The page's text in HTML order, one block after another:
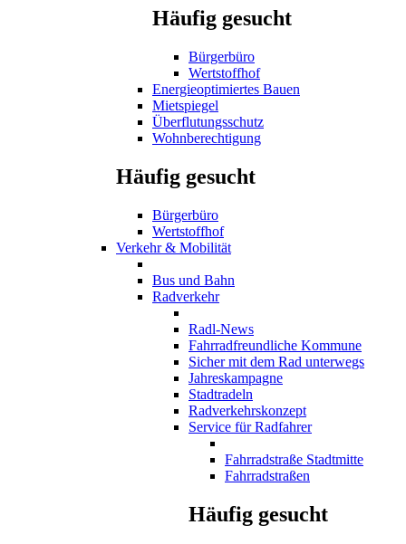
Häufig gesucht
Bürgerbüro
Wertstoffhof
Energieoptimiertes Bauen
Mietspiegel
Überflutungsschutz
Wohnberechtigung
Häufig gesucht
Bürgerbüro
Wertstoffhof
Verkehr & Mobilität
Bus und Bahn
Radverkehr
Radl-News
Fahrradfreundliche Kommune
Sicher mit dem Rad unterwegs
Jahreskampagne
Stadtradeln
Radverkehrskonzept
Service für Radfahrer
Fahrradstraße Stadtmitte
Fahrradstraßen
Häufig gesucht